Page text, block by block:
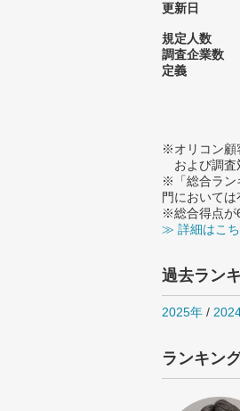
更新日
規定人数
調査企業数
定義
※オリコン顧
および調査
※「総合ラン
門において
※総合得点が
≫ 詳細はこち
過去ラン
2025年 /
ランキン